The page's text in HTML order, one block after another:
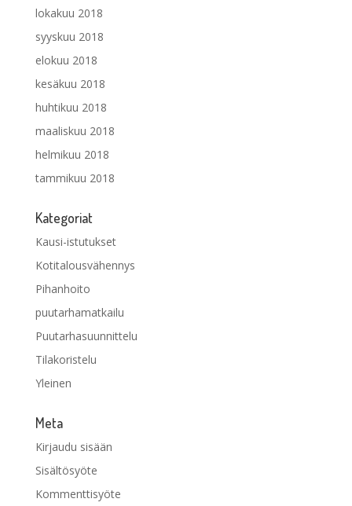
lokakuu 2018
syyskuu 2018
elokuu 2018
kesäkuu 2018
huhtikuu 2018
maaliskuu 2018
helmikuu 2018
tammikuu 2018
Kategoriat
Kausi-istutukset
Kotitalousvähennys
Pihanhoito
puutarhamatkailu
Puutarhasuunnittelu
Tilakoristelu
Yleinen
Meta
Kirjaudu sisään
Sisältösyöte
Kommenttisyöte